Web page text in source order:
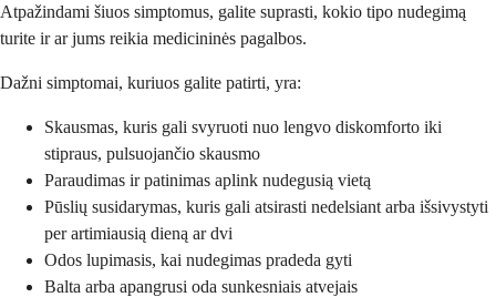
Atpažindami šiuos simptomus, galite suprasti, kokio tipo nudegimą
turite ir ar jums reikia medicininės pagalbos.
Dažni simptomai, kuriuos galite patirti, yra:
Skausmas, kuris gali svyruoti nuo lengvo diskomforto iki
stipraus, pulsuojančio skausmo
Paraudimas ir patinimas aplink nudegusią vietą
Pūslių susidarymas, kuris gali atsirasti nedelsiant arba išsivystyti
per artimiausią dieną ar dvi
Odos lupimasis, kai nudegimas pradeda gyti
Balta arba apangrusi oda sunkesniais atvejais